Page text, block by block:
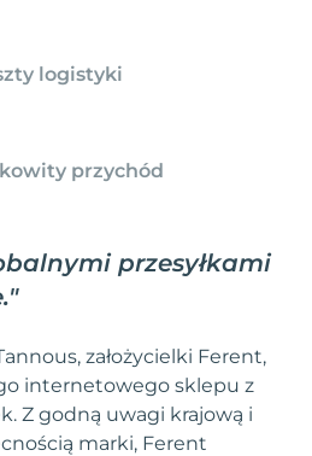
logistyki
przychód
przesyłkami
"
założycielki Ferent,
internetowego sklepu z
Z godną uwagi krajową i
marki, Ferent